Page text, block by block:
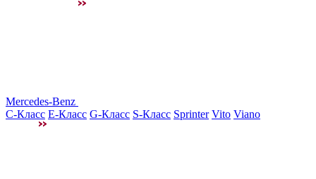
Mercedes-Benz
C-Класс E-Класс G-Класс S-Класс Sprinter Vito Viano